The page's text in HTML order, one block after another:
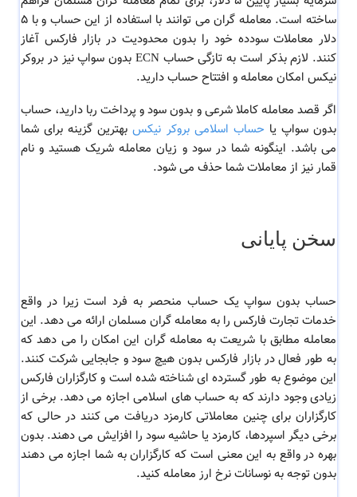
ساخته است. معامله گران می توانند با استفاده از این حساب و با 5
دلار معاملات سودده خود را بدون محدودیت در بازار فارکس آغاز
کنند. لازم بذکر است به تازگی حساب ECN بدون سواپ نیز در بروکر
نیکس امکان معامله و افتتاح حساب دارید.
اگر قصد معامله کاملا شرعی و بدون سود و پرداخت ربا دارید، حساب
بدون سواپ یاحساب اسلامی بروکر نیکسبهترین گزینه برای شما
می باشد. اینگونه شما در سود و زیان معامله شریک هستید و نام
قمار نیز از معاملات شما حذف می شود.
سخن پایانی
حساب بدون سواپ یک حساب منحصر به فرد است زیرا در واقع
خدمات تجارت فارکس را به معامله گران مسلمان ارائه می دهد. این
معامله مطابق با شریعت به معامله گران این امکان را می دهد که
به طور فعال در بازار فارکس بدون هیچ سود و جابجایی شرکت کنند.
این موضوع به طور گسترده ای شناخته شده است و کارگزاران فارکس
زیادی وجود دارند که به حساب های اسلامی اجازه می دهد. برخی از
کارگزاران برای چنین معاملاتی کارمزد دریافت می کنند در حالی که
برخی دیگر اسپردها، کارمزد یا حاشیه سود را افزایش می دهند. بدون
بهره در واقع به این معنی است که کارگزاران به شما اجازه می دهند
بدون توجه به نوسانات نرخ ارز معامله کنید.